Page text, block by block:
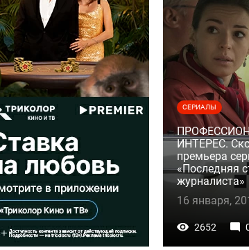
СЕРИАЛЫ
ИНТЕРЕС.
премьера
«Последняя
журналиста»
16 января,
2652